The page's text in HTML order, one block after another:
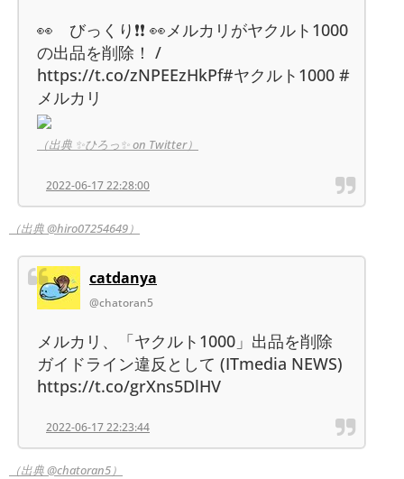
👀 びっくり❗️❗️ 👀メルカリがヤクルト1000
の出品を削除！ /
https://t.co/zNPEEzHkPf#ヤクルト1000 #
メルカリ
（出典 ✨ひろっ✨ on Twitter）
2022-06-17 22:28:00
（出典 @hiro07254649）
catdanya
@chatoran5
メルカリ、「ヤクルト1000」出品を削除
ガイドライン違反として (ITmedia NEWS)
https://t.co/grXns5DlHV
2022-06-17 22:23:44
（出典 @chatoran5）